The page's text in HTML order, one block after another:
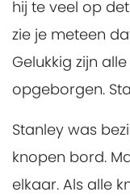
hij te veel op
zie je meteen
Gelukkig zijn
opgeborgen.
Stanley was
knopen bord.
elkaar. Als alle